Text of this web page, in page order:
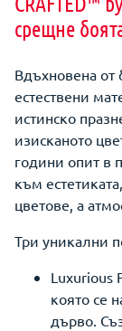
срещне
Вдъхновена от
естествени
истинско
изисканото
години опит в
към
цветове, а
Три уникални
Luxurious
която се
дърво.